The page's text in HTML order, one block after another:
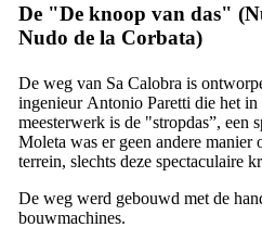
De "De knoop van das" (
Nudo de la Corbata)
De weg van Sa Calobra is
ingenieur Antonio Paretti die het
meesterwerk is de "stropdas”, een
Moleta was er geen andere manier
terrein, slechts deze spectaculaire
De weg werd gebouwd met de
bouwmachines.